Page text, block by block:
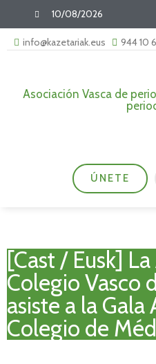
10/08/2026
info@kazetariak.eus 944 10
Asociación Vasca de
ÚNETE
[Cast / Eusk]
Colegio Vasco
asiste a la Gala
Colegio de